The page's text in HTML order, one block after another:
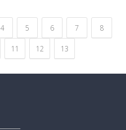
4 5 6 7 8
11 12 13